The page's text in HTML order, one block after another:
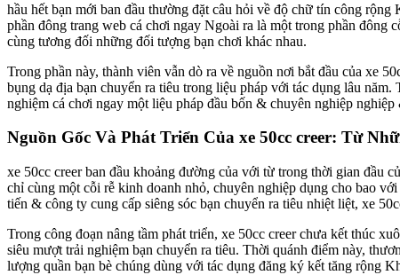
hầu hết bạn mới ban đầu thường đặt câu hỏi về độ chữ tín công
phần đông trang web cá chơi ngay Ngoài ra là một trong phần đông
cùng tương đối những đối tượng bạn chơi khác nhau.
Trong phần này, thành viên vẫn dò ra về nguồn nơi bắt đầu của xe
bụng dạ địa bạn chuyển ra tiêu trong liệu pháp với tác dụng lâu
nghiệm cá chơi ngay một liệu pháp đầu bốn & chuyên nghiệp
Nguồn Gốc Và Phát Triển Của xe 50cc creer: Từ
xe 50cc creer ban đầu khoảng đường của với từ trong thời gian đầu
chỉ cùng một cỗi rễ kinh doanh nhỏ, chuyên nghiệp dụng cho bao
tiến & công ty cung cấp siêng sóc bạn chuyển ra tiêu nhiệt liệt, xe
Trong công đoạn nâng tầm phát triển, xe 50cc creer chưa kết thúc
siêu mượt trải nghiệm bạn chuyển ra tiêu. Thời quánh điểm này,
lượng quần bạn bè chúng dùng với tác dụng đăng ký kết tăng rộng